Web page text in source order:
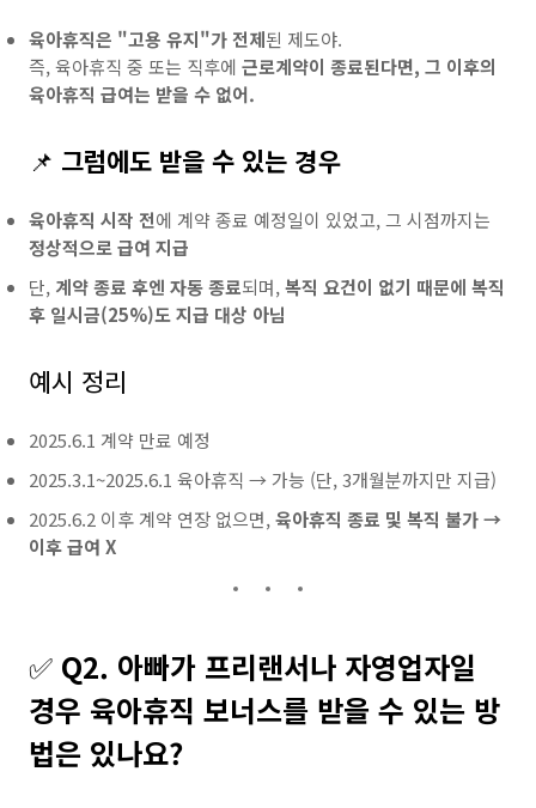
육아휴직은 "고용 유지"가 전제된 제도야.
즉, 육아휴직 중 또는 직후에 근로계약이 종료된다면, 그 이후의
육아휴직 급여는 받을 수 없어.
📌 그럼에도 받을 수 있는 경우
육아휴직 시작 전에 계약 종료 예정일이 있었고, 그 시점까지는
정상적으로 급여 지급
단, 계약 종료 후엔 자동 종료되며, 복직 요건이 없기 때문에 복직
후 일시금(25%)도 지급 대상 아님
예시 정리
2025.6.1 계약 만료 예정
2025.3.1~2025.6.1 육아휴직 → 가능 (단, 3개월분까지만 지급)
2025.6.2 이후 계약 연장 없으면, 육아휴직 종료 및 복직 불가 →
이후 급여 X
✅ Q2. 아빠가 프리랜서나 자영업자일
경우 육아휴직 보너스를 받을 수 있는 방
법은 있나요?